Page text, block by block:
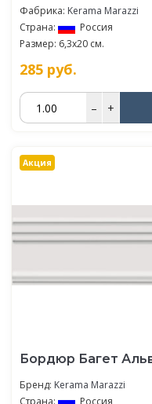
Фабрика: Kerama Marazzi
Страна:
Россия
Размер: 6,3x20 см.
285 руб.
– +
Акция
Бордюр Багет
Бренд: Kerama Marazzi